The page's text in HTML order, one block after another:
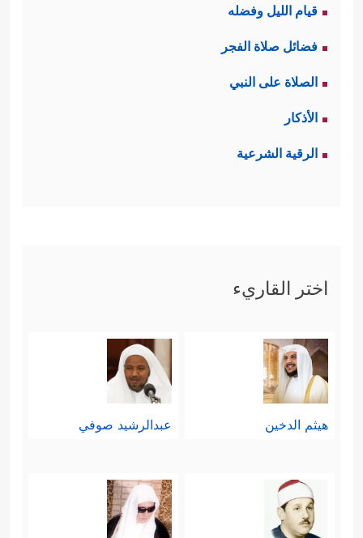
قيام الليل وفضله
فضائل صلاة الفجر
الصلاة على النبي
الأذكار
الرقية الشرعية
اختر القاريء
هيثم الدخين عبدالرشيد صوفي